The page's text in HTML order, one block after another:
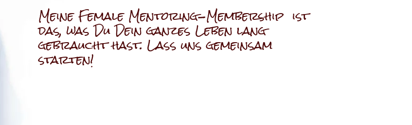
Meine Female Mentoring-Membership ist
das, was Du Dein ganzes Leben lang
gebraucht hast. Lass uns gemeinsam
starten!